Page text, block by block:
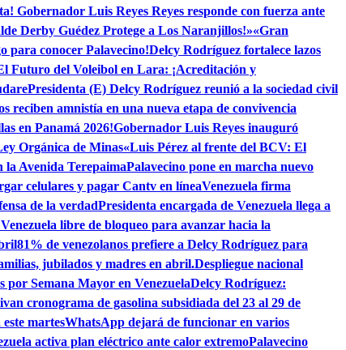
Gobernador Luis Reyes Reyes responde con fuerza ante
Derby Guédez Protege a Los Naranjillos!»«Gran
para conocer Palavecino!Delcy Rodríguez fortalece lazos
Futuro del Voleibol en Lara: ¡Acreditación y
Presidenta (E) Delcy Rodríguez reunió a la sociedad civil
reciben amnistía en una nueva etapa de convivencia
en Panamá 2026!Gobernador Luis Reyes inauguró
Orgánica de Minas«Luis Pérez al frente del BCV: El
la Avenida TerepaimaPalavecino pone en marcha nuevo
celulares y pagar Cantv en líneaVenezuela firma
de la verdadPresidenta encargada de Venezuela llega a
libre de bloqueo para avanzar hacia la
81% de venezolanos prefiere a Delcy Rodríguez para
jubilados y madres en abril.Despliegue nacional
Semana Mayor en VenezuelaDelcy Rodríguez:
cronograma de gasolina subsidiada del 23 al 29 de
martesWhatsApp dejará de funcionar en varios
activa plan eléctrico ante calor extremoPalavecino